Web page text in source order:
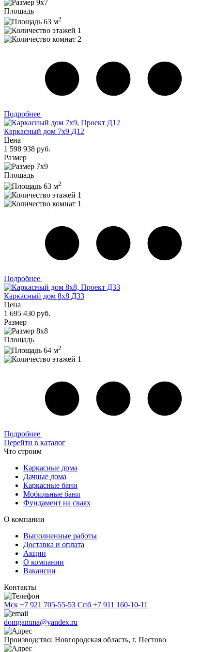
9x7
Площадь
63 м2
1
2
Подробнее
Каркасный дом 7х9 Д12
Цена
1 598 938 руб.
Размер
7х9
Площадь
63 м2
1
1
Подробнее
Каркасный дом 8х8 Д33
Цена
1 695 430 руб.
Размер
8х8
Площадь
64 м2
1
Подробнее
Перейти в каталог
Что строим
Каркасные дома
Дачные дома
Каркасные бани
Мобильные бани
Фундамент на сваях
О компании
Выполненные работы
Доставка и оплата
Акции
О компании
Вакансии
Контакты
Мск +7 921 705-55-53 Спб +7 911 160-10-11
domgamma@yandex.ru
Производство: Новгородская область, г. Пестово